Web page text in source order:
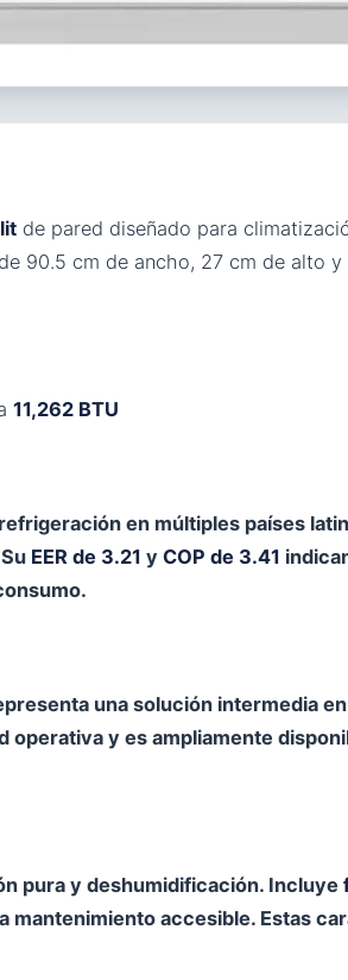
de pared diseñado para
90.5 cm de ancho, 27 cm de alto
11,262 BTU
en múltiples países
EER de 3.21 y COP de 3.41
una solución intermedia
y es ampliamente
pura y deshumidificación. Incluye
mantenimiento accesible. Estas